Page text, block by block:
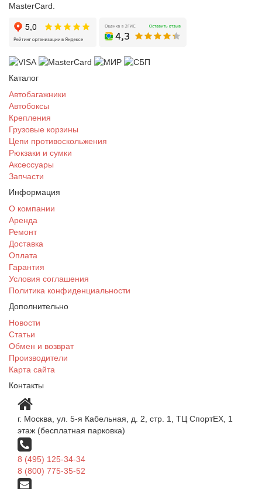
MasterCard.
Каталог
Автобагажники
Автобоксы
Крепления
Грузовые корзины
Цепи противоскольжения
Рюкзаки и сумки
Аксессуары
Запчасти
Информация
О компании
Аренда
Ремонт
Доставка
Оплата
Гарантия
Условия соглашения
Политика конфиденциальности
Дополнительно
Новости
Статьи
Обмен и возврат
Производители
Карта сайта
Контакты
г. Москва, ул. 5-я Кабельная, д. 2, стр. 1, ТЦ СпортEX, 1
этаж (бесплатная парковка)
8 (495) 125-34-34
8 (800) 775-35-52